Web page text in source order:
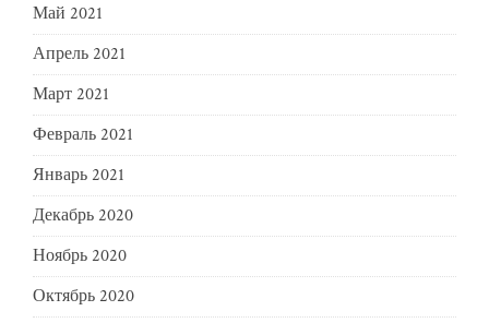
Май 2021
Апрель 2021
Март 2021
Февраль 2021
Январь 2021
Декабрь 2020
Ноябрь 2020
Октябрь 2020